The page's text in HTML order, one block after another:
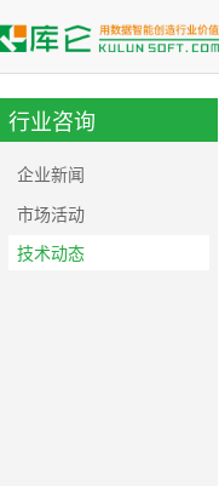
行业咨询
企业新闻
市场活动
技术动态